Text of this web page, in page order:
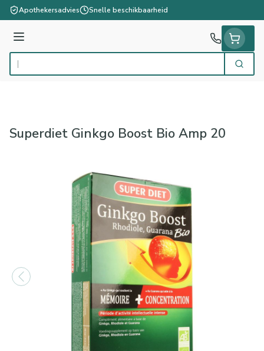
Ga naar de inhoud
Apothekersadvies Snelle beschikbaarheid
Menu
Product, merk, categorie... Zoek
Superdiet Ginkgo Boost Bio Amp 20